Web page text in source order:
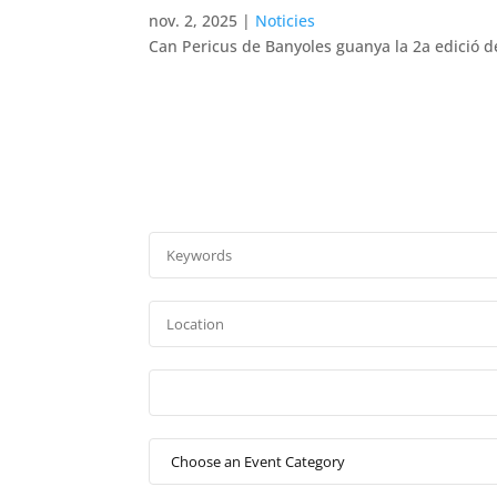
nov. 2, 2025 | Noticies
Can Pericus de Banyoles guanya la 2a edició